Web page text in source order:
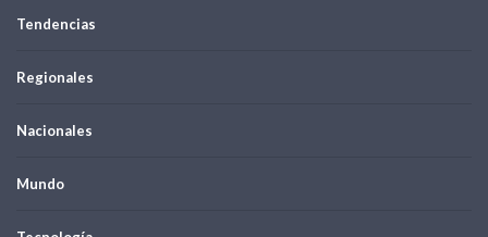
Tendencias
Regionales
Nacionales
Mundo